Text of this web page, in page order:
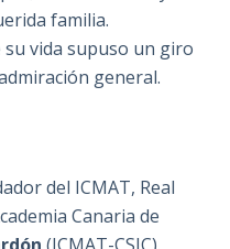
familia.
vida supuso un giro
general.
del ICMAT, Real
Canaria de